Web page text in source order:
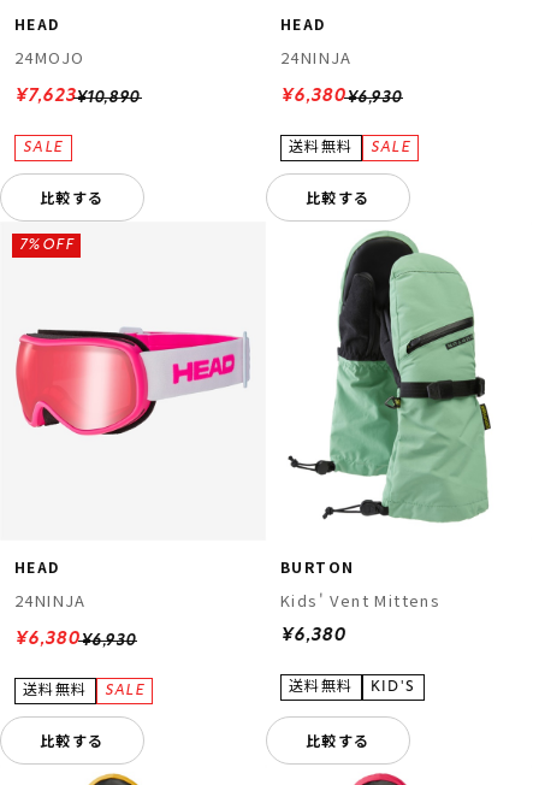
HEAD
24MOJO
¥10,890
¥7,623
比較する
HEAD
24NINJA
¥6,930
¥6,380
比較する
HEAD
24NINJA
¥6,930
7%OFF
¥6,380
比較する
BURTON
Kids' Vent Mittens
¥6,380
比較する